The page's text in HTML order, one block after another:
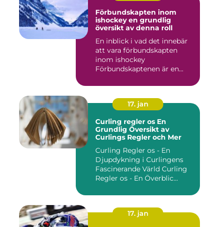
Förbundskapten inom
ishockey en grundlig
översikt av denna roll
En inblick i vad det innebär
att vara förbundskapten
inom ishockey
Förbundskaptenen är en
17. jan
Curling regler os En
Grundlig Översikt av
Curlings Regler och Mer
Curling Regler os - En
Djupdykning i Curlingens
Fascinerande Värld Curling
Regler os - En Överblic...
17. jan